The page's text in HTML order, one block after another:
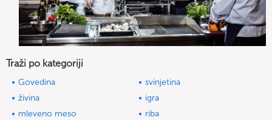
Traži po kategoriji
Govedina
svinjetina
živina
igra
mleveno meso
riba